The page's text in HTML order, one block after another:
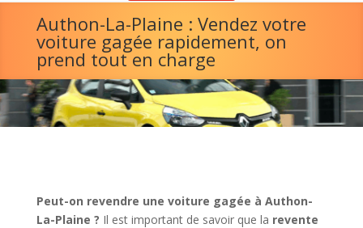
Authon-La-Plaine : Vendez votre
voiture gagée rapidement, on
prend tout en charge
Peut-on revendre une voiture gagée à Authon-
La-Plaine ? Il est important de savoir que la revente